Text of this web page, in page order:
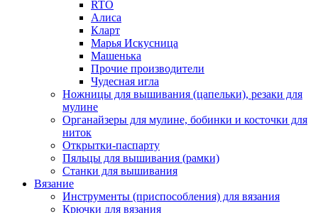
RTO
Алиса
Кларт
Марья Искусница
Машенька
Прочие производители
Чудесная игла
Ножницы для вышивания (цапельки), резаки для
мулине
Органайзеры для мулине, бобинки и косточки для
ниток
Открытки-паспарту
Пяльцы для вышивания (рамки)
Станки для вышивания
Вязание
Инструменты (приспособления) для вязания
Крючки для вязания